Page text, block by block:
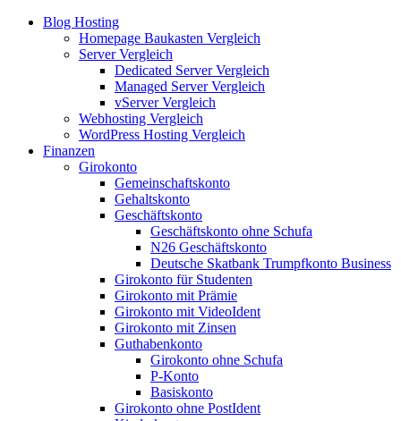
Blog Hosting
Homepage Baukasten Vergleich
Server Vergleich
Dedicated Server Vergleich
Managed Server Vergleich
vServer Vergleich
Webhosting Vergleich
WordPress Hosting Vergleich
Finanzen
Girokonto
Gemeinschaftskonto
Gehaltskonto
Geschäftskonto
Geschäftskonto ohne Schufa
N26 Geschäftskonto
Deutsche Skatbank Trumpfkonto Business
Girokonto für Studenten
Girokonto mit Prämie
Girokonto mit VideoIdent
Girokonto mit Zinsen
Guthabenkonto
Girokonto ohne Schufa
P-Konto
Basiskonto
Girokonto ohne PostIdent